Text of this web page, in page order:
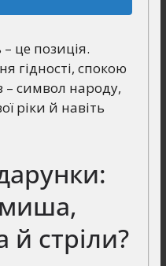
це позиція.
гідності, спокою
– символ народу,
ріки й навіть
й стріли?